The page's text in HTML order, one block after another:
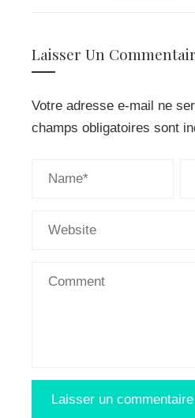
Laisser Un
Votre adresse e-mail ne
champs obligatoires sont